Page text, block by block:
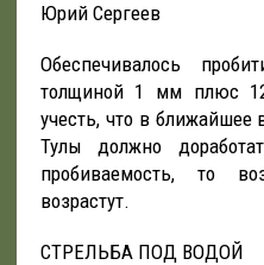
Юрий Сергеев
Обеспечивалось
толщиной 1 мм плюс
учесть, что в ближайшее
Тулы должно
пробиваемость, то
возрастут.
СТРЕЛЬБА ПОД ВОДОЙ